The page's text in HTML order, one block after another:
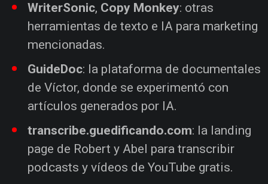
WriterSonic, Copy Monkey: otras
herramientas de texto e IA para marketing
mencionadas.
GuideDoc: la plataforma de documentales
de Víctor, donde se experimentó con
artículos generados por IA.
transcribe.guedificando.com: la landing
page de Robert y Abel para transcribir
podcasts y vídeos de YouTube gratis.